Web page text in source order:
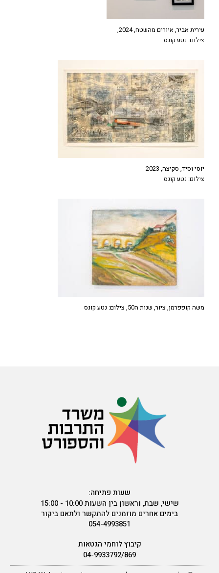
עירית אביר, איורים מהשטח, 2024,
צילום: נטע קונס
יוסי וסיד, סקיצה, 2023
צילום: נטע קונס
משה קופפרמן, ציור, שנות ה50, צילום: נטע קונס
שעות פתיחה:
שישי, שבת, וראשון בין השעות 10:00 - 15:00
בימים אחרים מוזמנים להתקשר ולתאם ביקור
054-4993851
קיבוץ לוחמי הגטאות
04-9933792/869